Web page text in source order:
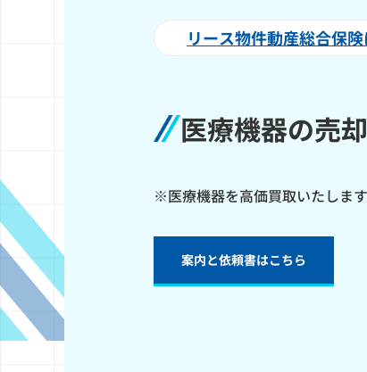
リース物件動産総合保
医療機器の売
※医療機器を高価買取いたします
案内と依頼書はこちら